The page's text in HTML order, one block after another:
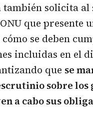
también solicita al
que presente
cómo se deben
incluidas en el
que se
sobre los
a cabo sus